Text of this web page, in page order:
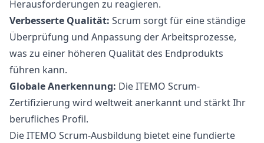
Herausforderungen zu reagieren.
Verbesserte Qualität: Scrum sorgt für eine ständige
Überprüfung und Anpassung der Arbeitsprozesse,
was zu einer höheren Qualität des Endprodukts
führen kann.
Globale Anerkennung: Die ITEMO Scrum-
Zertifizierung wird weltweit anerkannt und stärkt Ihr
berufliches Profil.
Die ITEMO Scrum-Ausbildung bietet eine fundierte